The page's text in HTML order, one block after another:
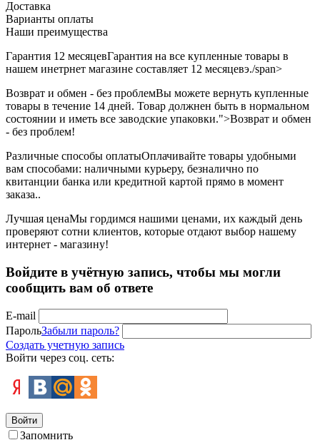
Доставка
Варианты оплаты
Наши преимущества
Гарантия 12 месяцевГарантия на все купленные товары в
нашем инетрнет магазине составляет 12 месяцевэ./span>
Возврат и обмен - без проблемВы можете вернуть купленные
товары в течение 14 дней. Товар должнен быть в нормальном
состоянии и иметь все заводские упаковки.">Возврат и обмен
- без проблем!
Различные способы оплатыОплачивайте товары удобными
вам способами: наличными курьеру, безналично по
квитанции банка или кредитной картой прямо в момент
заказа..
Лучшая ценаМы гордимся нашими ценами, их каждый день
проверяют сотни клиентов, которые отдают выбор нашему
интернет - магазину!
Войдите в учётную запись, чтобы мы могли
сообщить вам об ответе
E-mail
ПарольЗабыли пароль?
Создать учетную запись
Войти через соц. сеть:
Войти
Запомнить